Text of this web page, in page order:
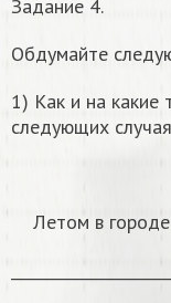
Задание 4.
Обдумайте
1) Как и на какие
следующих
Летом в городе